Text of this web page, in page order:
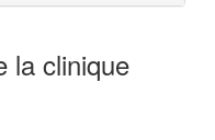
la clinique